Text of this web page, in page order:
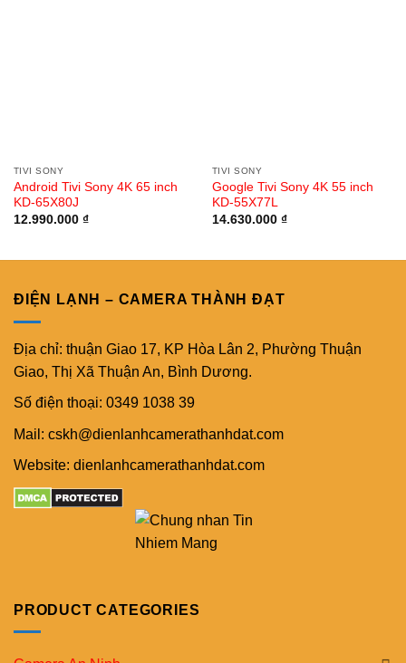
TIVI SONY
Android Tivi Sony 4K 65 inch
KD-65X80J
12.990.000 ₫
TIVI SONY
Google Tivi Sony 4K 55 inch
KD-55X77L
14.630.000 ₫
ĐIỆN LẠNH – CAMERA THÀNH ĐẠT
Địa chỉ: thuận Giao 17, KP Hòa Lân 2, Phường Thuận
Giao, Thị Xã Thuận An, Bình Dương.
Số điện thoại: 0349 1038 39
Mail: cskh@dienlanhcamerathanhdat.com
Website: dienlanhcamerathanhdat.com
PRODUCT CATEGORIES